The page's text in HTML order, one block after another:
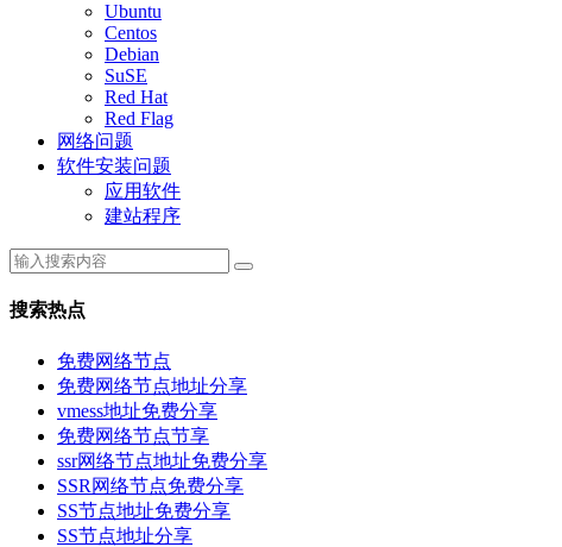
Ubuntu
Centos
Debian
SuSE
Red Hat
Red Flag
网络问题
软件安装问题
应用软件
建站程序
搜索热点
免费网络节点
免费网络节点地址分享
vmess地址免费分享
免费网络节点节享
ssr网络节点地址免费分享
SSR网络节点免费分享
SS节点地址免费分享
SS节点地址分享